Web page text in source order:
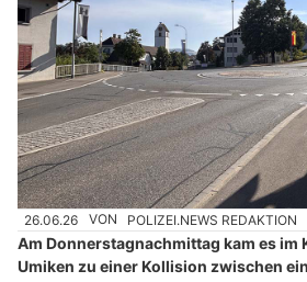
26.06.26 VON POLIZEI.NEWS REDAKTION
Am Donnerstagnachmittag kam es im
Umiken zu einer Kollision zwischen